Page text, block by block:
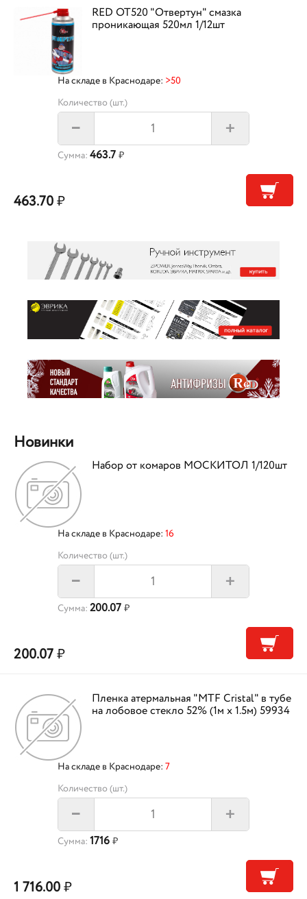
RED OT520 "Отвертун" смазка
проникающая 520мл 1/12шт
На складе в Краснодаре: >50
Количество (шт.)
– +
Сумма: 463.7 ₽
463.70₽
Новинки
Набор от комаров МОСКИТОЛ 1/120шт
На складе в Краснодаре: 16
Количество (шт.)
– +
Сумма: 200.07 ₽
200.07₽
Пленка атермальная "MTF Cristal" в тубе
на лобовое стекло 52% (1м х 1.5м) 59934
На складе в Краснодаре: 7
Количество (шт.)
– +
Сумма: 1716 ₽
1 716.00₽